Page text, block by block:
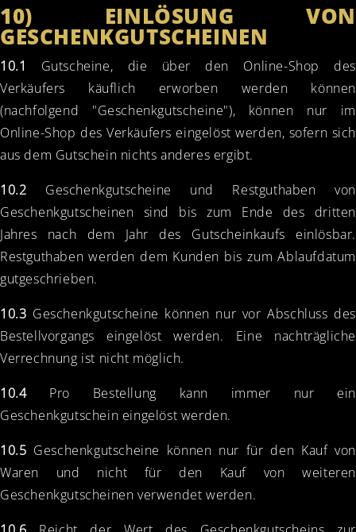
10) EINLÖSUNG VON
GESCHENKGUTSCHEINEN
10.1
Gutscheine, die über den Online-Shop des
Verkäufers käuflich erworben werden können
(nachfolgend "Geschenkgutscheine"), können nur im
Online-Shop des Verkäufers eingelöst werden, sofern sich
aus dem Gutschein nichts anderes ergibt.
10.2 Geschenkgutscheine und Restguthaben von
Geschenkgutscheinen sind bis zum Ende des dritten
Jahres nach dem Jahr des Gutscheinkaufs einlösbar.
Restguthaben werden dem Kunden bis zum Ablaufdatum
gutgeschrieben.
10.3 Geschenkgutscheine können nur vor Abschluss des
Bestellvorgangs eingelöst werden. Eine nachträgliche
Verrechnung ist nicht möglich.
10.4Pro Bestellung kann immer nur ein
Geschenkgutschein eingelöst werden.
10.5 Geschenkgutscheine können nur für den Kauf von
Waren und nicht für den Kauf von weiteren
Geschenkgutscheinen verwendet werden.